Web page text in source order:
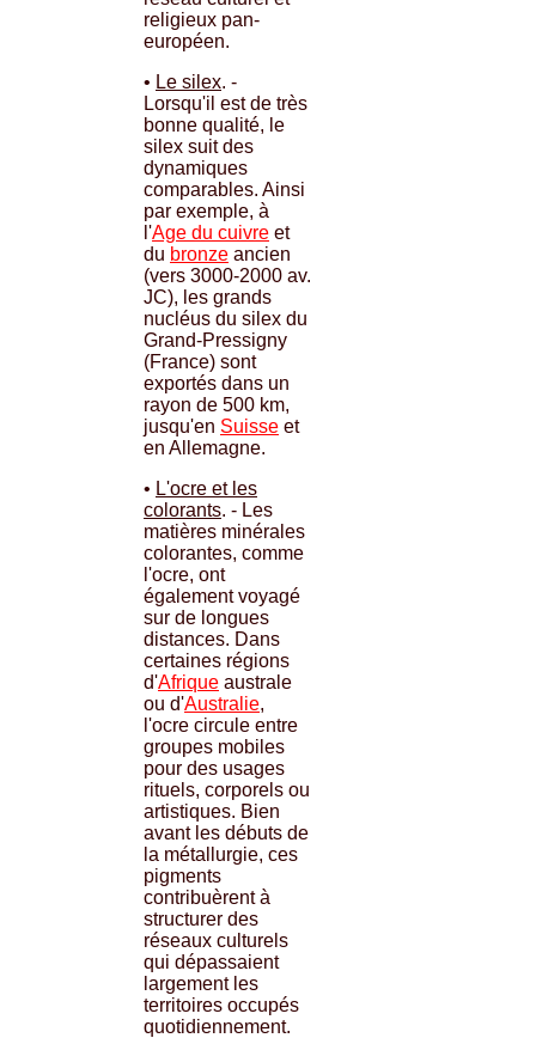
religieux pan-
européen.
• Le silex. -
Lorsqu'il est de très
bonne qualité, le
silex suit des
dynamiques
comparables. Ainsi
par exemple, à
l'Age du cuivre et
du bronze ancien
(vers 3000-2000 av.
JC), les grands
nucléus du silex du
Grand-Pressigny
(France) sont
exportés dans un
rayon de 500 km,
jusqu'en Suisse et
en Allemagne.
• L'ocre et les
colorants. - Les
matières minérales
colorantes, comme
l'ocre, ont
également voyagé
sur de longues
distances. Dans
certaines régions
d'Afrique australe
ou d'Australie,
l'ocre circule entre
groupes mobiles
pour des usages
rituels, corporels ou
artistiques. Bien
avant les débuts de
la métallurgie, ces
pigments
contribuèrent à
structurer des
réseaux culturels
qui dépassaient
largement les
territoires occupés
quotidiennement.